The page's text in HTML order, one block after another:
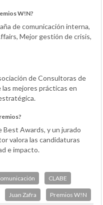
W!N?
de comunicación interna,
Mejor gestión de crisis,
de Consultoras de
mejores prácticas en
Best Awards, y un jurado
valora las candidaturas
e impacto.
CLABE
Juan Zafra Premios W!N